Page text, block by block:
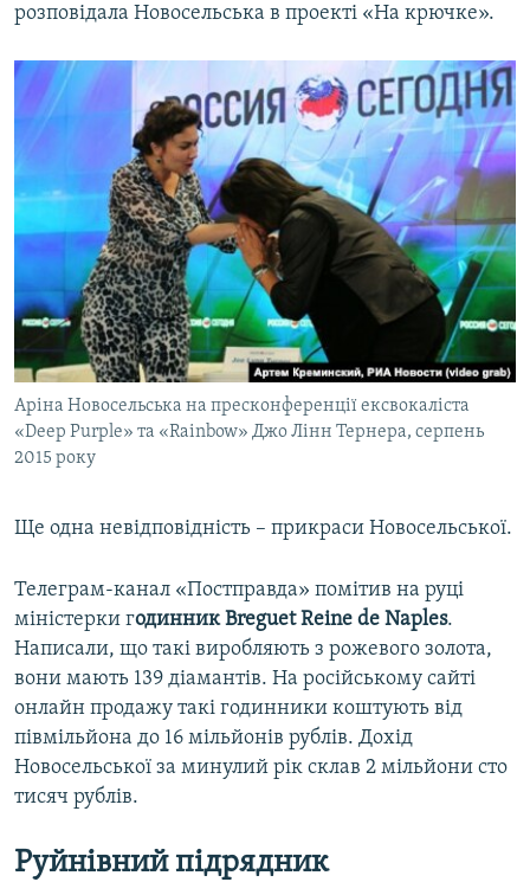
розповідала Новосельська в проекті «На крючке».
Аріна Новосельська на пресконференції ексвокаліста
«Deep Purple» та «Rainbow» Джо Лінн Тернера, серпень
2015 року
Ще одна невідповідність – прикраси Новосельської.
Телеграм-канал «Постправда» помітив на руці
міністерки годинник Breguet Reine de Naples.
Написали, що такі виробляють з рожевого золота,
вони мають 139 діамантів. На російському сайті
онлайн продажу такі годинники коштують від
півмільйона до 16 мільйонів рублів. Дохід
Новосельської за минулий рік склав 2 мільйони сто
тисяч рублів.
Руйнівний підрядник